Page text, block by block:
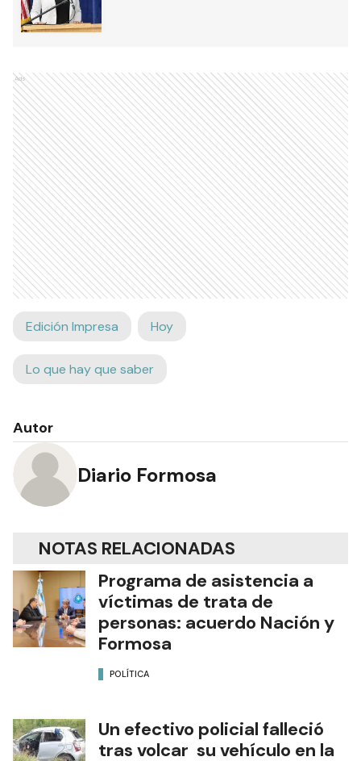
Ads
Edición Impresa Hoy
Lo que hay que saber
Autor
Diario Formosa
NOTAS RELACIONADAS
Programa de asistencia a
víctimas de trata de
personas: acuerdo Nación y
Formosa
POLÍTICA
Un efectivo policial falleció
tras volcar su vehículo en la